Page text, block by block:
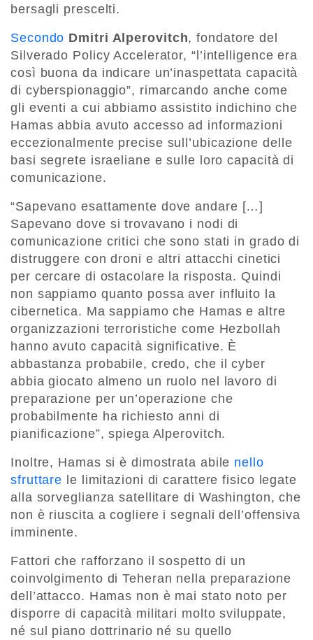
bersagli prescelti.
Secondo Dmitri Alperovitch, fondatore del
Silverado Policy Accelerator, “l’intelligence era
così buona da indicare un’inaspettata capacità
di cyberspionaggio”, rimarcando anche come
gli eventi a cui abbiamo assistito indichino che
Hamas abbia avuto accesso ad informazioni
eccezionalmente precise sull’ubicazione delle
basi segrete israeliane e sulle loro capacità di
comunicazione.
“Sapevano esattamente dove andare […]
Sapevano dove si trovavano i nodi di
comunicazione critici che sono stati in grado di
distruggere con droni e altri attacchi cinetici
per cercare di ostacolare la risposta. Quindi
non sappiamo quanto possa aver influito la
cibernetica. Ma sappiamo che Hamas e altre
organizzazioni terroristiche come Hezbollah
hanno avuto capacità significative. È
abbastanza probabile, credo, che il cyber
abbia giocato almeno un ruolo nel lavoro di
preparazione per un’operazione che
probabilmente ha richiesto anni di
pianificazione”, spiega Alperovitch.
Inoltre, Hamas si è dimostrata abile nello
sfruttare le limitazioni di carattere fisico legate
alla sorveglianza satellitare di Washington, che
non è riuscita a cogliere i segnali dell’offensiva
imminente.
Fattori che rafforzano il sospetto di un
coinvolgimento di Teheran nella preparazione
dell’attacco. Hamas non è mai stato noto per
disporre di capacità militari molto sviluppate,
né sul piano dottrinario né su quello